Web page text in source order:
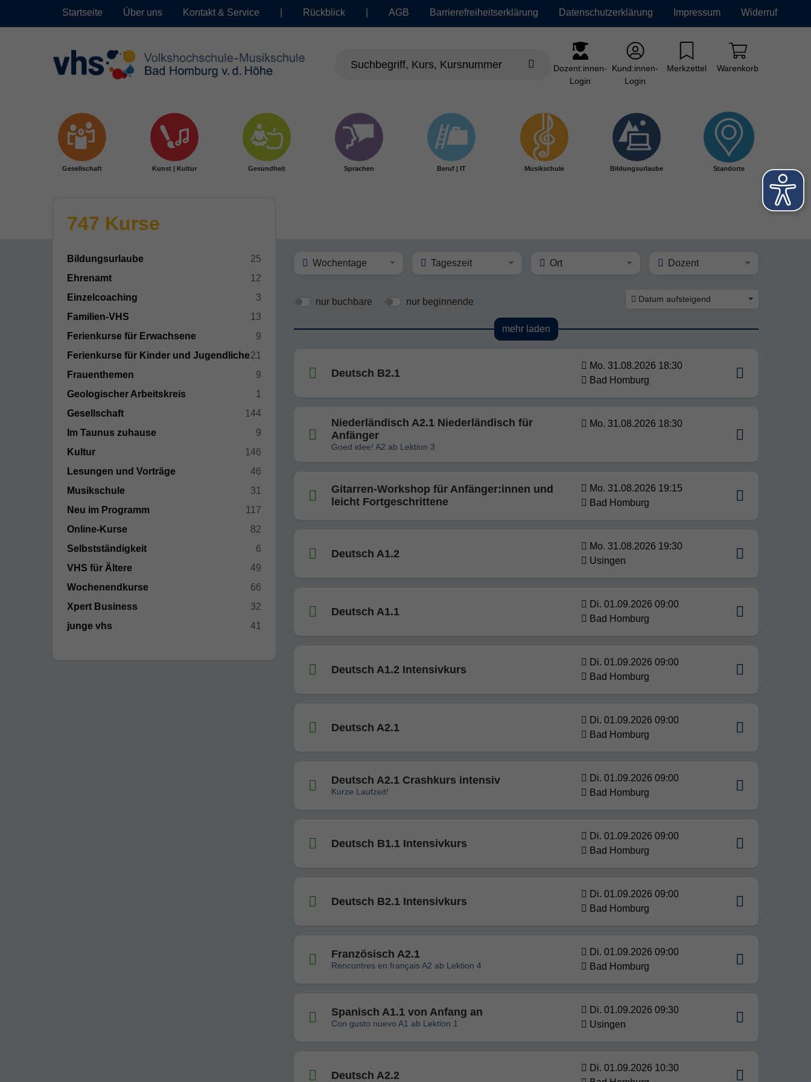
Startseite Über uns Kontakt & Service Rückblick AGB Barrierefreiheitserklärung Datenschutzerklärung Impressum Widerruf
Dozent:innen-
Login
Kund:innen-
Login
Merkzettel Warenkorb
Gesellschaft Kunst | Kultur Gesundheit Sprachen Beruf | IT Musikschule Bildungsurlaube Standorte
747 Kurse
Bildungsurlaube
25
Ehrenamt
12
Einzelcoaching
3
Familien-VHS
13
Ferienkurse für Erwachsene
9
Ferienkurse für Kinder und Jugendliche21
Frauenthemen
9
Geologischer Arbeitskreis
1
Gesellschaft
144
Im Taunus zuhause
9
Kultur
146
Lesungen und Vorträge
46
Musikschule
31
Neu im Programm
117
Online-Kurse
82
Selbstständigkeit
6
VHS für Ältere
49
Wochenendkurse
66
Xpert Business
32
junge vhs
41
Wochentage Tageszeit Ort Dozent
nur buchbare nur beginnende Datum aufsteigend
mehr laden
Deutsch B2.1
Mo. 31.08.2026 18:30
Bad Homburg
Niederländisch A2.1 Niederländisch für
Anfänger
Goed idee! A2 ab Lektion 3
Mo. 31.08.2026 18:30
Gitarren-Workshop für Anfänger:innen und
leicht Fortgeschrittene
Mo. 31.08.2026 19:15
Bad Homburg
Deutsch A1.2
Mo. 31.08.2026 19:30
Usingen
Deutsch A1.1
Di. 01.09.2026 09:00
Bad Homburg
Deutsch A1.2 Intensivkurs
Di. 01.09.2026 09:00
Bad Homburg
Deutsch A2.1
Di. 01.09.2026 09:00
Bad Homburg
Deutsch A2.1 Crashkurs intensiv
Kurze Laufzeit!
Di. 01.09.2026 09:00
Bad Homburg
Deutsch B1.1 Intensivkurs
Di. 01.09.2026 09:00
Bad Homburg
Deutsch B2.1 Intensivkurs
Di. 01.09.2026 09:00
Bad Homburg
Französisch A2.1
Rencontres en français A2 ab Lektion 4
Di. 01.09.2026 09:00
Bad Homburg
Spanisch A1.1 von Anfang an
Con gusto nuevo A1 ab Lektion 1
Di. 01.09.2026 09:30
Usingen
Deutsch A2.2
Di. 01.09.2026 10:30